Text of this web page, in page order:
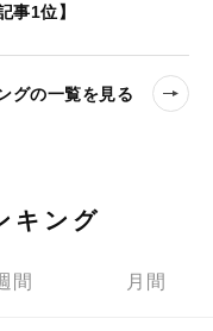
事1位】
グの一覧を見る
キング
間 月間